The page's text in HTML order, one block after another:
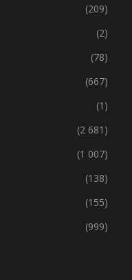
(42)
(209)
(2)
(78)
(667)
(1)
(2 681)
(1 007)
(138)
(155)